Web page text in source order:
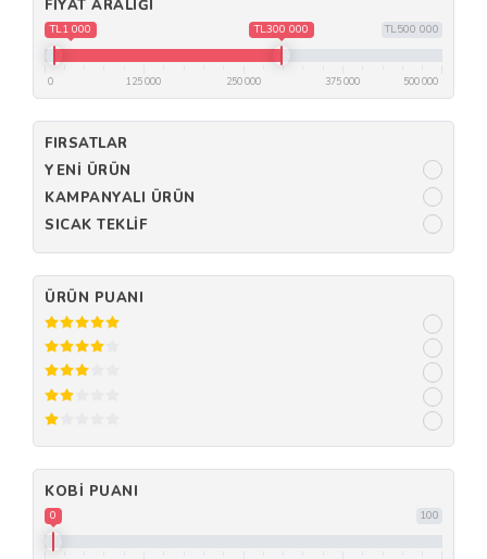
FIYAT ARALIĞI
TL500 000
TL1 000 TL300 000
0 125 000 250 000 375 000 500 000
FIRSATLAR
YENI ÜRÜN
KAMPANYALI ÜRÜN
SICAK TEKLIF
ÜRÜN PUANI
KOBI PUANI
100
0